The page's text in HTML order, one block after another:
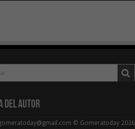
del Autor
© Gomeratoday 2026